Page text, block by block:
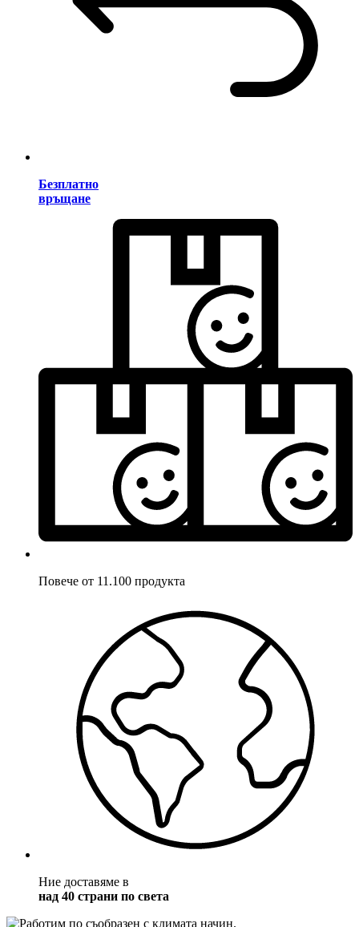
Безплатно
връщане
Повече от 11.100 продукта
Ние доставяме в
над 40 страни по света